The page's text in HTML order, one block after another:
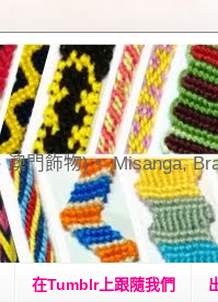
門飾物)。 Misanga,
在Tumblr上跟隨我們